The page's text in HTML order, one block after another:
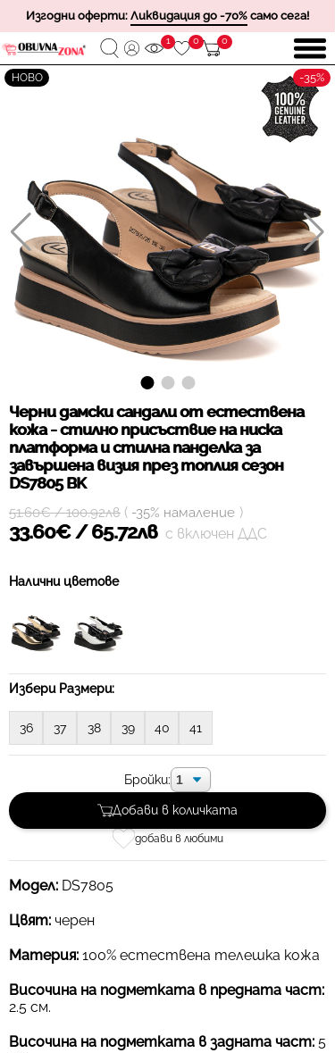
Изгодни оферти: Ликвидация до -70% само сега!
1 0 0
НОВО -35%
Черни дамски сандали от естествена
кожа - стилно присъствие на ниска
платформа и стилна панделка за
завършена визия през топлия сезон
DS7805 BK
33.60€ / 65.72лв с включен ДДС
51.60€ / 100.92лв ( -35% намаление )
Налични цветове
Избери Размери:
36 37 38 39 40 41
Бройки:
Добави в количката
добави в любими
Модел: DS7805
Цвят: черен
Материя: 100% естествена телешка кожа
Височина на подметката в предната част:
2.5 см.
Височина на подметката в задната част: 5